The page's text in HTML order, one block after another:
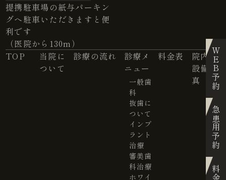
WEB予約
急患用予約
提携駐車場の紙与パーキン
グへ駐車いただきますと便
利です
（医院から130m）
TOP
当院に
ついて
診療の流れ
診療メ
ニュー
一般歯
科
抜歯に
ついて
インプ
ラント
治療
審美歯
科治療
ホワイ
料金表
院内・
設備写
真